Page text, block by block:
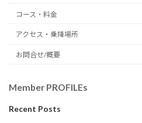
コース・料金
アクセス・乗降場所
お問合せ/概要
Member PROFILEs
Recent Posts